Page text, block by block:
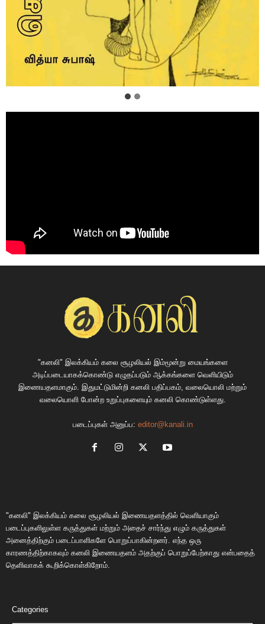
"கனலி" இலக்கியம் கலை சூழலியல் இம்மூன்று மையங்களை
அடிப்படையாகக்கொண்டு எழுதப்படும் ஆக்கங்களை வெளியிடும்
இணையதளமாகும். இதுமட்டுமின்றி கனலி பதிப்பகம், வலையொலி மற்றும்
வலையொளி போன்ற உறுப்புகளையும் கனலி கொண்டுள்ளது.
படைப்புகள் அனுப்ப: editor@kanali.in
"கனலி" இலக்கியம் கலை சூழலியல் இணையதளத்தில் வெளியாகும்
படைப்புகளிலுள்ள கருத்துகள் மற்றும் அதைச் சார்ந்து எழும் கருத்துகள்
அனைத்திற்கும் படைப்பாளிகளே பொறுப்பாகின்றனர். எந்த ஒரு
காரணத்திற்காகவும் கனலி இணையதளம் அதற்குப் பொறுப்பேற்காது என்பதைத்
தெளிவாகக் கூறிக்கொள்கிறோம்.
Categories